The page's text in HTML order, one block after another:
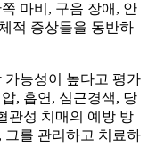
마비, 구음 장애, 안
적 증상들을 동반하
가능성이 높다고 평가
, 흡연, 심근경색, 당
관성 치매의 예방 방
그를 관리하고 치료하